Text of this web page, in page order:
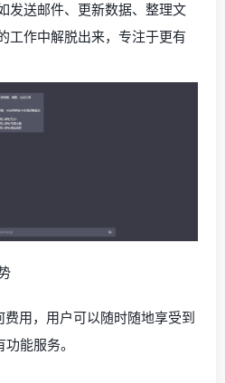
发送邮件、更新数据、整理文
工作中解脱出来，专注于更有
用，用户可以随时随地享受到
能服务。